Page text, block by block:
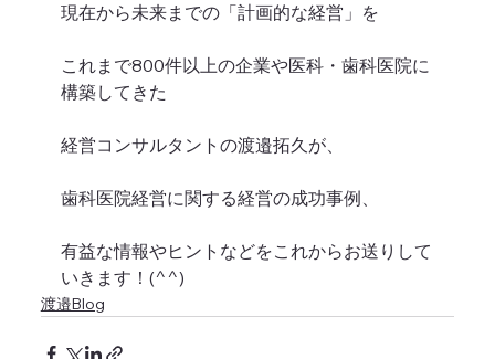
現在から未来までの「計画的な経営」を
これまで800件以上の企業や医科・歯科医院に
構築してきた
経営コンサルタントの渡邉拓久が、
歯科医院経営に関する経営の成功事例、
有益な情報やヒントなどをこれからお送りして
いきます！(^^)
渡邉Blog